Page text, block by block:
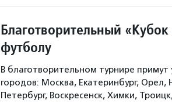
Благотворительный
футболу
В благотворительном турнире примут
городов: Москва, Екатеринбург,
Петербург, Воскресенск, Химки,